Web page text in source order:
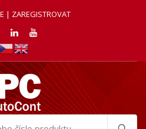
| ZAREGISTROVAT